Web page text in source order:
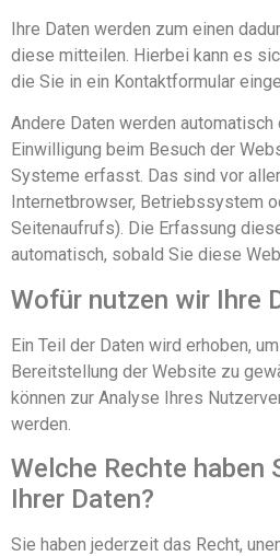
Ihre Daten werden zum einen
diese mitteilen. Hierbei kann es
die Sie in ein Kontaktformular
Andere Daten werden automatisch
Einwilligung beim Besuch der
Systeme erfasst. Das sind vor
Internetbrowser, Betriebssystem
Seitenaufrufs). Die Erfassung
automatisch, sobald Sie diese
Wofür nutzen wir Ihre
Ein Teil der Daten wird erhoben,
Bereitstellung der Website zu
können zur Analyse Ihres
werden.
Welche Rechte haben
Ihrer Daten?
Sie haben jederzeit das Recht,